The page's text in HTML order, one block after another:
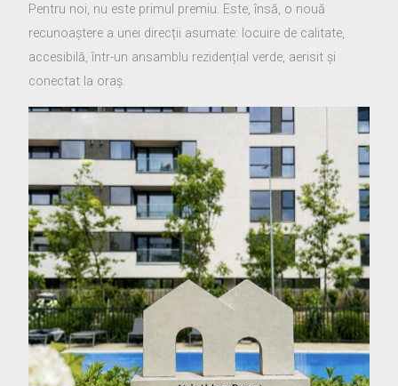
Pentru noi, nu este primul premiu. Este, însă, o nouă
recunoaștere a unei direcții asumate: locuire de calitate,
accesibilă, într-un ansamblu rezidențial verde, aerisit și
conectat la oraș.